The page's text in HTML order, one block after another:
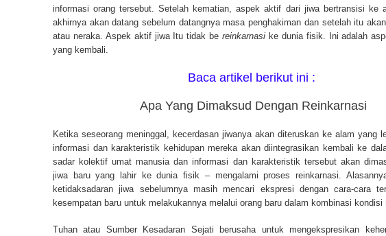
informasi orang tersebut. Setelah kematian, aspek aktif dari jiwa bertransisi ke
akhirnya akan datang sebelum datangnya masa penghakiman dan setelah itu
atau neraka. Aspek aktif jiwa Itu tidak bereinkarnasi ke dunia fisik. Ini adalah
yang kembali.
Baca artikel berikut ini :
Apa Yang Dimaksud Dengan Reinkarnasi
Ketika seseorang meninggal, kecerdasan jiwanya akan diteruskan ke alam yang
informasi dan karakteristik kehidupan mereka akan diintegrasikan kembali ke
sadar kolektif umat manusia dan informasi dan karakteristik tersebut akan
jiwa baru yang lahir ke dunia fisik – mengalami proses reinkarnasi.
ketidaksadaran jiwa sebelumnya masih mencari ekspresi dengan cara-cara
kesempatan baru untuk melakukannya melalui orang baru dalam kombinasi kondisi
Tuhan atau Sumber Kesadaran Sejati berusaha untuk mengekspresikan